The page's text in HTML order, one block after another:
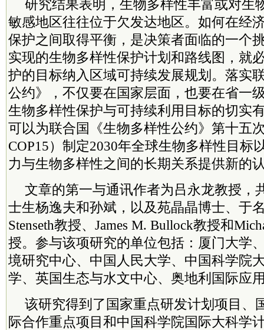
研究结果表明，生物多样性丰富或对生
敏感地区往往位于欠发达地区。如何在经
保护之间取得平衡，是决策者面临的一个
实现的生物多样性保护计划和路线图，就
护的目标纳入区域可持续发展规划。落实
公约》，不仅要在国家层面，也要在省一
生物多样性保护与可持续利用目标的切实
可以为联合国《生物多样性公约》第十五
COP15）制定2030年全球生物多样性目标
力与生物多样性之间的长期关系提供新的
文章的第一与通讯作者为吕永龙教授，
士生杨逸夫和孙斌，以及苑晶晶博士、于
Stenseth教授、James M. Bullock教授和
授。参与该项研究的单位包括：厦门大学
境研究中心、中国人民大学、中国科学院
学、英国生态与水文中心、奥地利国际应
该研究得到了国家重点研发计划项目、
际合作重点项目和中国科学院国际大科学